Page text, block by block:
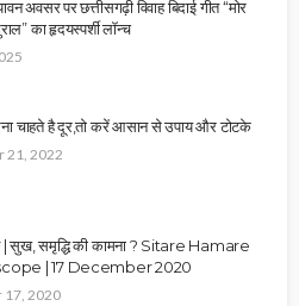
अवसर पर छत्तीसगढ़ी विवाह बिदाई गीत “मोर
का हृदयस्पर्शी लॉन्च
चाहते है दूर,तो करें आसान से उपाय और टोटके
21, 2022
| सुख, समृद्धि की कामना ? Sitare Hamare
| 17 December 2020
17, 2020